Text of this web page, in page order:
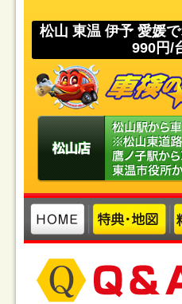
松山 東温 伊予 愛媛
990円/